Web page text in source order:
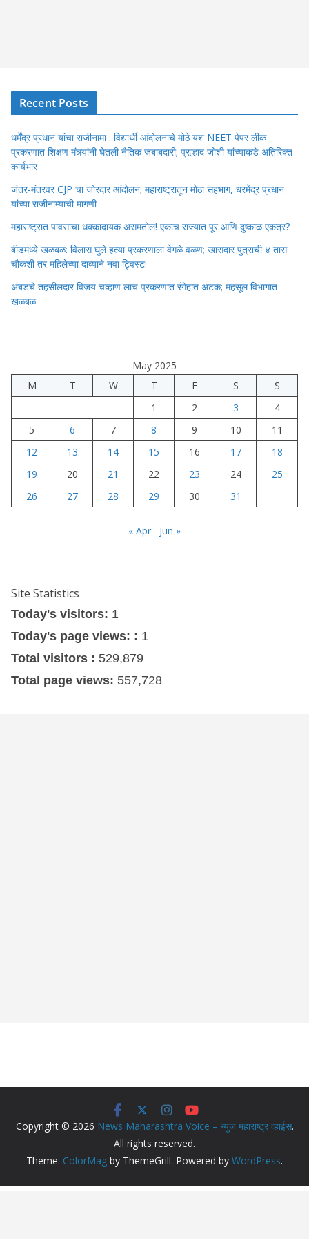
Recent Posts
धर्मेंद्र प्रधान यांचा राजीनामा : विद्यार्थी आंदोलनाचे मोठे यश NEET पेपर लीक
प्रकरणात शिक्षण मंत्र्यांनी घेतली नैतिक जबाबदारी; प्रल्हाद जोशी यांच्याकडे अतिरिक्त
कार्यभार
जंतर-मंतरवर CJP चा जोरदार आंदोलन; महाराष्ट्रातून मोठा सहभाग, धरमेंद्र प्रधान
यांच्या राजीनाम्याची मागणी
महाराष्ट्रात पावसाचा धक्कादायक असमतोल! एकाच राज्यात पूर आणि दुष्काळ एकत्र?
बीडमध्ये खळबळ: विलास घुले हत्या प्रकरणाला वेगळे वळण; खासदार पुत्राची ४ तास
चौकशी तर महिलेच्या दाव्याने नवा ट्विस्ट!
अंबडचे तहसीलदार विजय चव्हाण लाच प्रकरणात रंगेहात अटक; महसूल विभागात
खळबळ
May 2025
M
T W T F S
S
1
2 3
4
5
6 7 8 9 10
11
12
13 14 15 16 17
18
19
20 21 22 23 24
25
26
27 28 29 30 31
« Apr Jun »
Site Statistics
Today's visitors: 1
Today's page views: : 1
Total visitors : 529,879
Total page views: 557,728
Copyright © 2026 News Maharashtra Voice – न्युज महाराष्ट्र व्हाईस.
All rights reserved.
Theme: ColorMag by ThemeGrill. Powered by WordPress.